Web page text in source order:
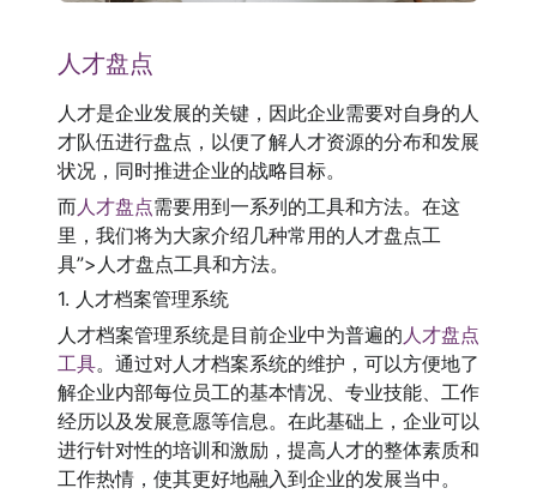
人才盘点
人才是企业发展的关键，因此企业需要对自身的人
才队伍进行盘点，以便了解人才资源的分布和发展
状况，同时推进企业的战略目标。
而 人才盘点需要用到一系列的工具和方法。在这
里，我们将为大家介绍几种常用的人才盘点工
具”>人才盘点工具和方法。
1. 人才档案管理系统
人才档案管理系统是目前企业中为普遍的人才盘点
工具。通过对人才档案系统的维护，可以方便地了
解企业内部每位员工的基本情况、专业技能、工作
经历以及发展意愿等信息。在此基础上，企业可以
进行针对性的培训和激励，提高人才的整体素质和
工作热情，使其更好地融入到企业的发展当中。